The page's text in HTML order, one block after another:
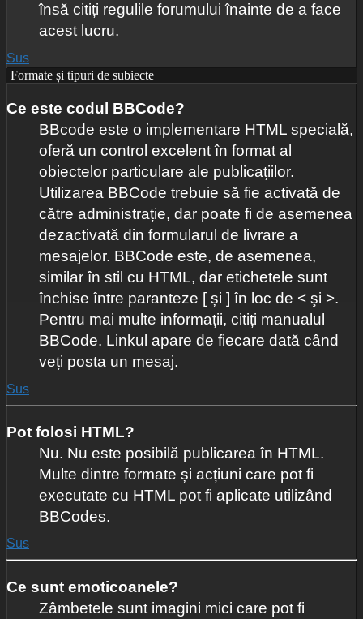
însă citiți regulile forumului înainte de a face
acest lucru.
Sus
Formate și tipuri de subiecte
Ce este codul BBCode?
BBcode este o implementare HTML specială,
oferă un control excelent în format al
obiectelor particulare ale publicațiilor.
Utilizarea BBCode trebuie să fie activată de
către administrație, dar poate fi de asemenea
dezactivată din formularul de livrare a
mesajelor. BBCode este, de asemenea,
similar în stil cu HTML, dar etichetele sunt
închise între paranteze [ și ] în loc de < şi >.
Pentru mai multe informații, citiți manualul
BBCode. Linkul apare de fiecare dată când
veți posta un mesaj.
Sus
Pot folosi HTML?
Nu. Nu este posibilă publicarea în HTML.
Multe dintre formate și acțiuni care pot fi
executate cu HTML pot fi aplicate utilizând
BBCodes.
Sus
Ce sunt emoticoanele?
Zâmbetele sunt imagini mici care pot fi